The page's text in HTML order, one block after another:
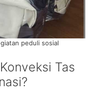
peduli sosial
Tas